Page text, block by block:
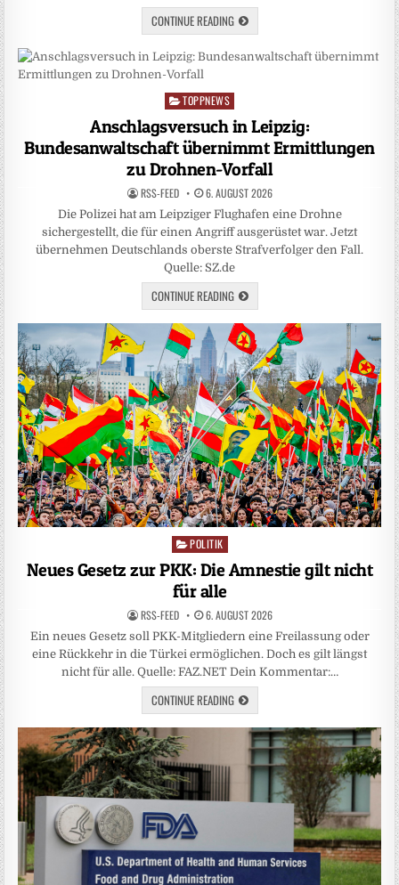
CONTINUE READING
Posted
TOPPNEWS
Anschlagsversuch in Leipzig:
Bundesanwaltschaft übernimmt Ermittlungen
zu Drohnen-Vorfall
RSS-FEED 6. AUGUST 2026
Die Polizei hat am Leipziger Flughafen eine Drohne
sichergestellt, die für einen Angriff ausgerüstet war. Jetzt
übernehmen Deutschlands oberste Strafverfolger den Fall.
Quelle: SZ.de
CONTINUE READING
Posted
in
POLITIK
Neues Gesetz zur PKK: Die Amnestie gilt nicht
für alle
RSS-FEED 6. AUGUST 2026
Ein neues Gesetz soll PKK-Mitgliedern eine Freilassung oder
eine Rückkehr in die Türkei ermöglichen. Doch es gilt längst
nicht für alle. Quelle: FAZ.NET Dein Kommentar:…
CONTINUE READING